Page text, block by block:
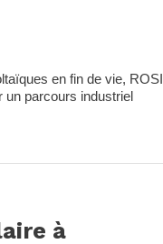
en fin de vie, ROSI
un parcours industriel
à